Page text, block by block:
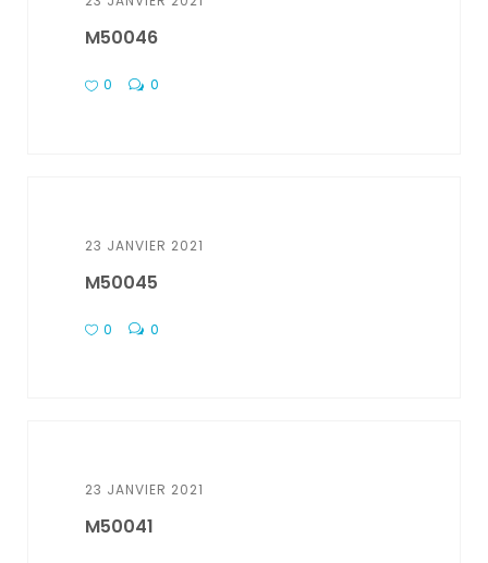
M50046
0 0
23 JANVIER 2021
M50045
0 0
23 JANVIER 2021
M50041